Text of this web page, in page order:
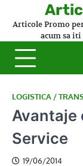
Articole Promo
acum sa
LOGISTICA /
Avantaje
Service
19/06/2014